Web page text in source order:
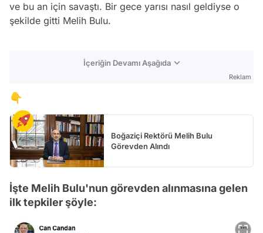
ve bu an için savaştı. Bir gece yarısı nasıl geldiyse o
şekilde gitti Melih Bulu.
İçeriğin Devamı Aşağıda
Reklam
👇
Boğaziçi Rektörü Melih Bulu
Görevden Alındı
İşte Melih Bulu'nun görevden alınmasına gelen
ilk tepkiler şöyle: